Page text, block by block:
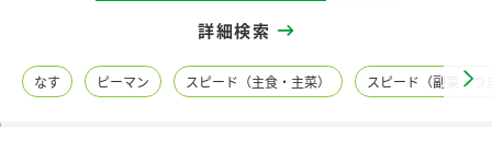
レシピ名特集
詳細検索
なす ピーマン スピード（主食・主菜） スピード（副菜・つ